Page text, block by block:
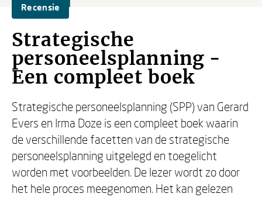
Recensie
Strategische
personeelsplanning -
Een compleet boek
Strategische personeelsplanning (SPP) van Gerard
Evers en Irma Doze is een compleet boek waarin
de verschillende facetten van de strategische
personeelsplanning uitgelegd en toegelicht
worden met voorbeelden. De lezer wordt zo door
het hele proces meegenomen. Het kan gelezen